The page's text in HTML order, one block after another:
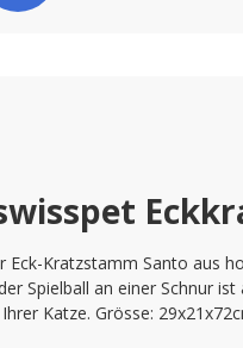
Eck-Kratzstamm Santo
Spielball an einer Schnur
Katze. Grösse: